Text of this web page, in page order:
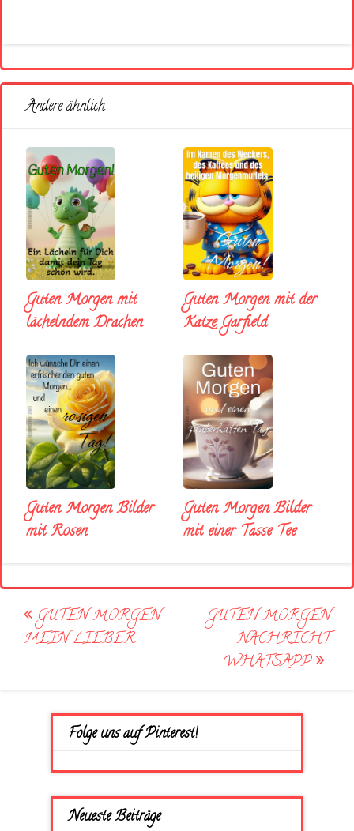
Andere ähnlich
Guten Morgen mit
lächelndem Drachen
Guten Morgen mit der
Katze Garfield
Guten Morgen Bilder
mit Rosen
Guten Morgen Bilder
mit einer Tasse Tee
Post
navigation
GUTEN MORGEN
MEIN LIEBER
GUTEN MORGEN
NACHRICHT
WHATSAPP
Folge uns auf Pinterest!
Neueste Beiträge